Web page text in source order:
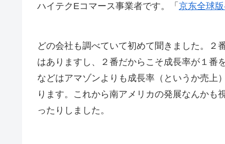
ハイテクEコマース事業者です。「 京东全球
どの会社も調べていて初めて聞きました。２
はありますし、２番だからこそ成長率が１番
などはアマゾンよりも成長率（というか売上
ります。これから南アメリカの発展なんかも
ったりしました。